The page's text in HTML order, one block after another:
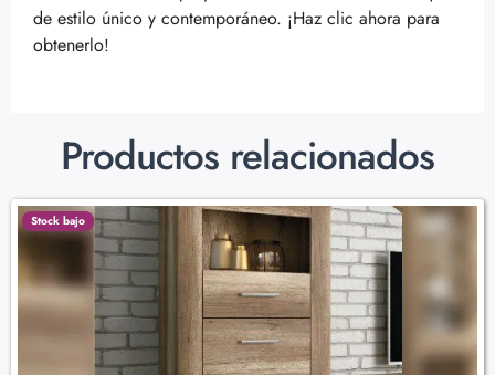
de estilo único y contemporáneo. ¡Haz clic ahora para
obtenerlo!
Productos relacionados
Stock bajo